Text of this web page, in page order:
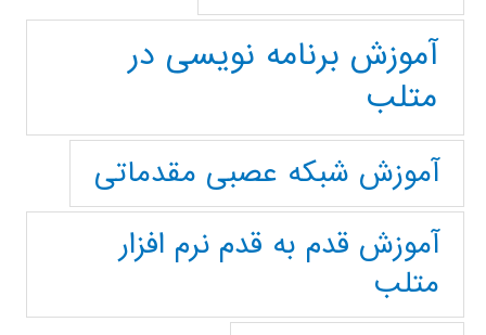
آموزش برنامه نویسی در
متلب
آموزش شبکه عصبی مقدماتی
آموزش قدم به قدم نرم افزار
متلب